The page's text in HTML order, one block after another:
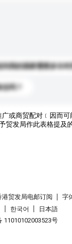
到我的国家需要多长时
吗？
或商贸配对﹝因而
发局作此表格提及的
港贸发局电邮订阅
字
한국어
日本語
11010102003523号